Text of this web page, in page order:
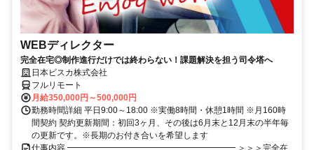
WEBディレクター
完全在宅◎制作進行だけでは終わらない！課題解決を担う司令塔へ
日本ビスカ株式会社
フルリモート
月給350,000円～500,000円
勤務時間詳細 平日9:00～18:00 ※実働8時間・休憩1時間 ※月160時
間契約 契約更新期間：初回3ヶ月、その後は6月末と12月末の半年毎
の更新です。※長期のお付き合いを希望します
仕事内容 ━━━━━━━━━━━━━━━━━━━━ ＞＞＞完全在